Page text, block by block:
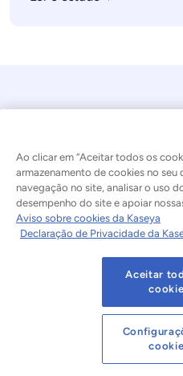
© 2026 Kaseya. Todos
Português
Declaração sobre a
Termos de Uso do Site
Mapa do site
Aviso
Ao clicar em “Aceitar todos os
armazenamento de cookies no
navegação no site, analisar o uso
desempenho do site e apoiar
Aviso sobre cookies da Kaseya
Declaração de Privacidade da
Aceitar